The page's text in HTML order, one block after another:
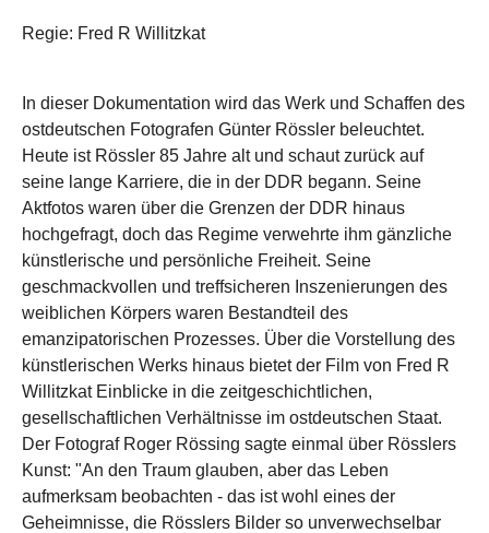
Regie: Fred R Willitzkat
In dieser Dokumentation wird das Werk und Schaffen des
ostdeutschen Fotografen Günter Rössler beleuchtet.
Heute ist Rössler 85 Jahre alt und schaut zurück auf
seine lange Karriere, die in der DDR begann. Seine
Aktfotos waren über die Grenzen der DDR hinaus
hochgefragt, doch das Regime verwehrte ihm gänzliche
künstlerische und persönliche Freiheit. Seine
geschmackvollen und treffsicheren Inszenierungen des
weiblichen Körpers waren Bestandteil des
emanzipatorischen Prozesses. Über die Vorstellung des
künstlerischen Werks hinaus bietet der Film von Fred R
Willitzkat Einblicke in die zeitgeschichtlichen,
gesellschaftlichen Verhältnisse im ostdeutschen Staat.
Der Fotograf Roger Rössing sagte einmal über Rösslers
Kunst: "An den Traum glauben, aber das Leben
aufmerksam beobachten - das ist wohl eines der
Geheimnisse, die Rösslers Bilder so unverwechselbar